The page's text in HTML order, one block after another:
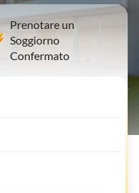
Prenotare un
Soggiorno
Confermato